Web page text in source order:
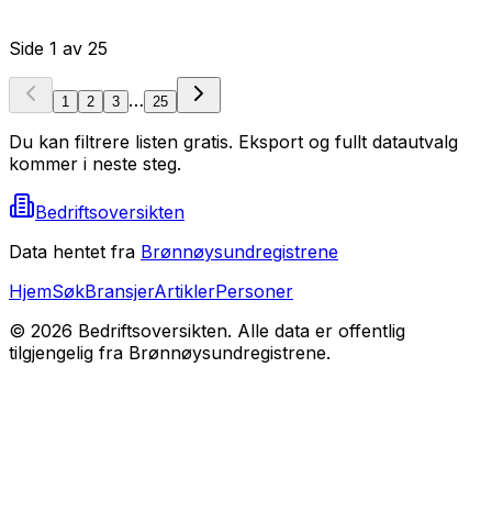
Side 1 av 25
1 2 3 … 25
Du kan filtrere listen gratis. Eksport og fullt datautvalg
kommer i neste steg.
Bedriftsoversikten
Data hentet fra Brønnøysundregistrene
HjemSøkBransjerArtiklerPersoner
© 2026 Bedriftsoversikten. Alle data er offentlig
tilgjengelig fra Brønnøysundregistrene.